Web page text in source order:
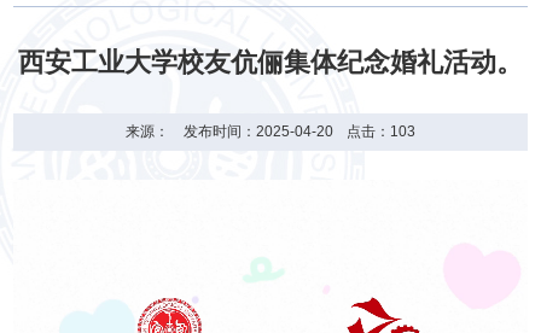
西安工业大学校友伉俪集体纪念婚礼活动。
来源： 发布时间：2025-04-20 点击： 103